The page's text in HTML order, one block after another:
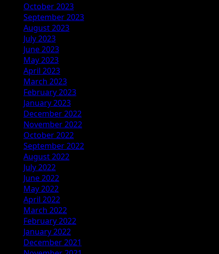
October 2023
September 2023
August 2023
July 2023
June 2023
May 2023
April 2023
March 2023
February 2023
January 2023
December 2022
November 2022
October 2022
September 2022
August 2022
July 2022
June 2022
May 2022
April 2022
March 2022
February 2022
January 2022
December 2021